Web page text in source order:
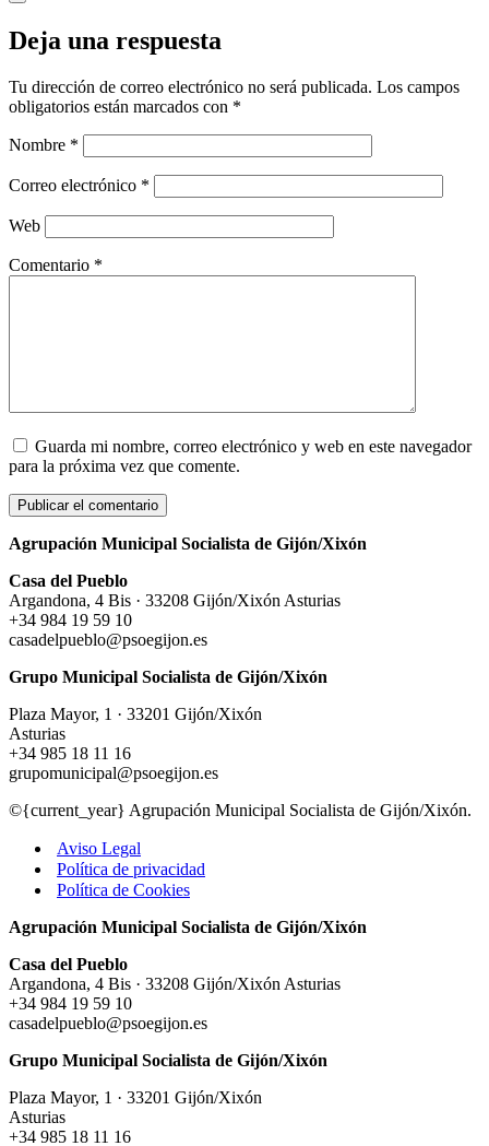
Deja una respuesta
Tu dirección de correo electrónico no será publicada. Los campos
obligatorios están marcados con *
Nombre *
Correo electrónico *
Web
Comentario *
Guarda mi nombre, correo electrónico y web en este navegador
para la próxima vez que comente.
Agrupación Municipal Socialista de Gijón/Xixón
Casa del Pueblo
Argandona, 4 Bis · 33208 Gijón/Xixón Asturias
+34 984 19 59 10
casadelpueblo@psoegijon.es
Grupo Municipal Socialista de Gijón/Xixón
Plaza Mayor, 1 · 33201 Gijón/Xixón
Asturias
+34 985 18 11 16
grupomunicipal@psoegijon.es
©{current_year} Agrupación Municipal Socialista de Gijón/Xixón.
Aviso Legal
Política de privacidad
Política de Cookies
Agrupación Municipal Socialista de Gijón/Xixón
Casa del Pueblo
Argandona, 4 Bis · 33208 Gijón/Xixón Asturias
+34 984 19 59 10
casadelpueblo@psoegijon.es
Grupo Municipal Socialista de Gijón/Xixón
Plaza Mayor, 1 · 33201 Gijón/Xixón
Asturias
+34 985 18 11 16